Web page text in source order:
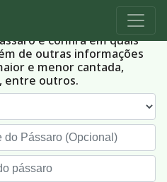
Pássaros
e confira em quais
de outras informações
e menor cantada,
entre outros.